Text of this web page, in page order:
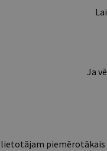
Ja
piemērotākais